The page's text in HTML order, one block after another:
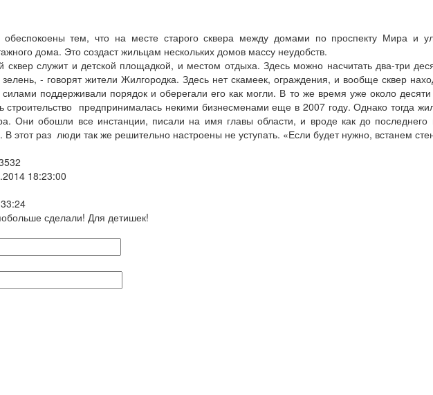
тем, что на месте старого сквера между домами по проспекту Мира и
дома. Это создаст жильцам нескольких домов массу неудобств.
служит и детской площадкой, и местом отдыха. Здесь можно насчитать два-три
зелень, - говорят жители Жилгородка. Здесь нет скамеек, ограждения, и вообще сквер
поддерживали порядок и оберегали его как могли. В то же время уже около десяти
строительство предпринималась некими бизнесменами еще в 2007 году. Однако тогда
Они обошли все инстанции, писали на имя главы области, и вроде как до
В этот раз люди так же решительно настроены не уступать. «Если будет нужно, встанем
18:23:00
сделали! Для детишек!